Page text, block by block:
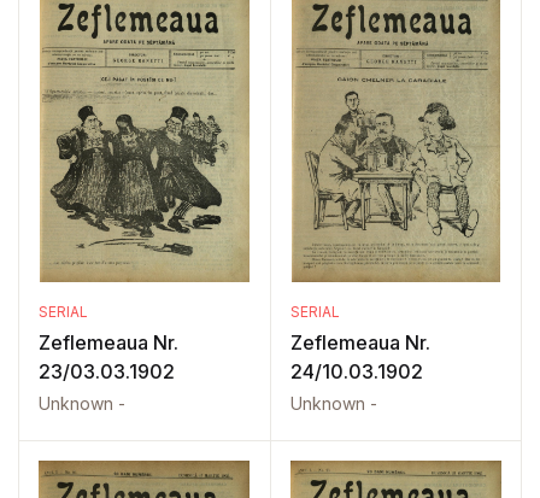
SERIAL
Zeflemeaua Nr.
23/03.03.1902
Unknown -
SERIAL
Zeflemeaua Nr.
24/10.03.1902
Unknown -